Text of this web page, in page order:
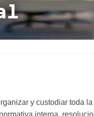
y custodiar toda
interna,